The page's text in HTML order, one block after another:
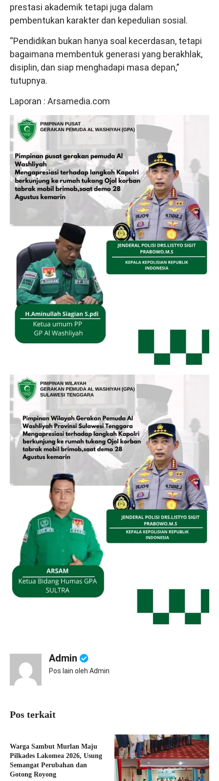
prestasi akademik tetapi juga dalam
pembentukan karakter dan kepedulian sosial.
“Pendidikan bukan hanya soal kecerdasan, tetapi
bagaimana membentuk generasi yang berakhlak,
disiplin, dan siap menghadapi masa depan,”
tutupnya.
Laporan : Arsamedia.com
Admin
Pos lain oleh Admin
Pos terkait
Warga Sambut Murlan Maju
Pilkades Lakomea 2026, Usung
Semangat Perubahan dan
Gotong Royong